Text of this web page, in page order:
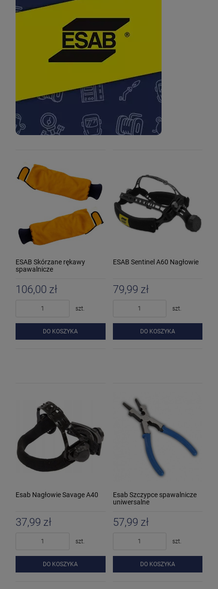
ESAB Skórzane rękawy
spawalnicze
106,00 zł
szt.
DO KOSZYKA
ESAB Sentinel A60 Nagłowie
79,99 zł
szt.
DO KOSZYKA
Esab Nagłowie Savage A40
37,99 zł
szt.
DO KOSZYKA
Esab Szczypce spawalnicze
uniwersalne
57,99 zł
szt.
DO KOSZYKA